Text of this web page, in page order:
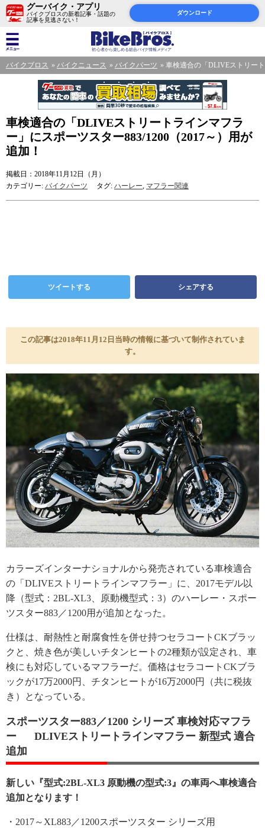
グーバイク・アプリ
バイクブロスの新着記事・話題の
記事を見逃さない！
ダウンロード
バイクブロス バイクニュース バイクパーツ 車検適合の「DLIVEストリー
車検適合の「DLIVEストリートラインマフラ
ー」にスポーツスター883/1200（2017～）用が
追加！
掲載日：2018年11月12日（月）
カテゴリー: バイクパーツ タグ: ハーレー, マフラー関連
ツイートする シェアする
この記事は2018年11月12日当時の情報に基づいて制作されていま
す。
カラーズインターナショナルから発売されている車検適合
の「DLIVEストリートラインマフラー」に、2017モデル以
降（型式：2BL-XL3、原動機型式：3）のハーレー・スポー
ツスター883／1200用が追加となった。
仕様は、耐熱性と耐腐食性を併せ持つセラコートCKブラッ
クと、焼き色が美しいチタンヒートの2種類が設定され、車
検にも対応しているマフラーだ。価格はセラコートCKブラ
ックが17万2000円、チタンヒートが16万2000円（共に税抜
き）となっている。
スポーツスター883／1200 シリーズ 車検対応マフラ
ー DLIVEストリートラインマフラー 新型式 適合
追加
新しい『型式:2BL-XL3 原動機の型式:3』の車両へ車検適合
追加となります！
・2017～XL883／1200スポーツスター シリーズ用